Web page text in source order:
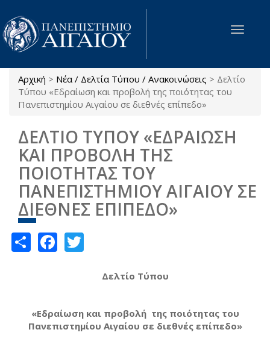
Παράκαμψη προς το κυρίως περιεχόμενο
Toggle
Είστε εδώ
Αρχική > Νέα / Δελτία Τύπου / Ανακοινώσεις > Δελτίο
Τύπου «Εδραίωση και προβολή της ποιότητας του
Πανεπιστημίου Αιγαίου σε διεθνές επίπεδο»
ΔΕΛΤΙΟ ΤΥΠΟΥ «ΕΔΡΑΙΩΣΗ
ΚΑΙ ΠΡΟΒΟΛΗ ΤΗΣ
ΠΟΙΟΤΗΤΑΣ ΤΟΥ
ΠΑΝΕΠΙΣΤΗΜΙΟΥ ΑΙΓΑΙΟΥ ΣΕ
ΔΙΕΘΝΕΣ ΕΠΙΠΕΔΟ»
ShareFacebook
Δελτίο Τύπου
«Εδραίωση και προβολή της ποιότητας του
Πανεπιστημίου Αιγαίου σε διεθνές επίπεδο»